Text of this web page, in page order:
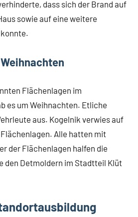
dass sich der Brand auf
sowie auf eine weitere
Flächenlagen im
es um Weihnachten. Etliche
aus. Kogelnik verwies auf
Alle hatten mit
der Flächenlagen halfen die
den Detmoldern im Stadtteil Klüt